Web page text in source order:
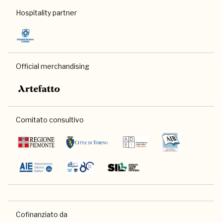
Hospitality partner
Official merchandising
Comitato consultivo
Cofinanziato da